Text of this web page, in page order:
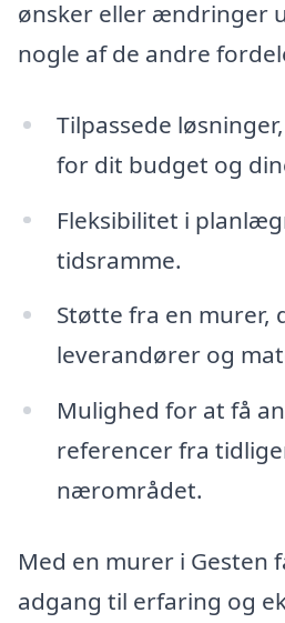
ønsker eller ændringer
nogle af de andre
Tilpassede
for dit budget og
Fleksibilitet i
tidsramme.
Støtte fra en murer,
leverandører og
Mulighed for at få
referencer fra
nærområdet.
Med en murer i Gesten
adgang til erfaring og